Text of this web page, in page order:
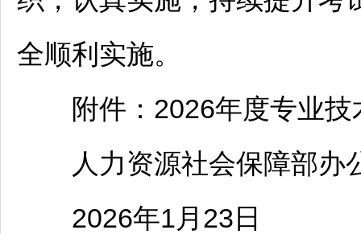
全顺利实施。
附件：2026年度专业技
人力资源社会保障部办
2026年1月23日